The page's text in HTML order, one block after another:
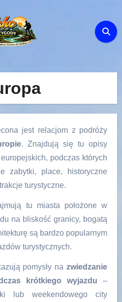
jest relacjom z podróży
. Znajdują się tu opisy
podczas których
zabytki, place, historyczne
turystyczne.
tu miasta położone w
na bliskość granicy, bogatą
są bardzo popularnym
turystycznych.
pomysły nazwiedzanie
krótkiego wyjazdu –
lub weekendowego city